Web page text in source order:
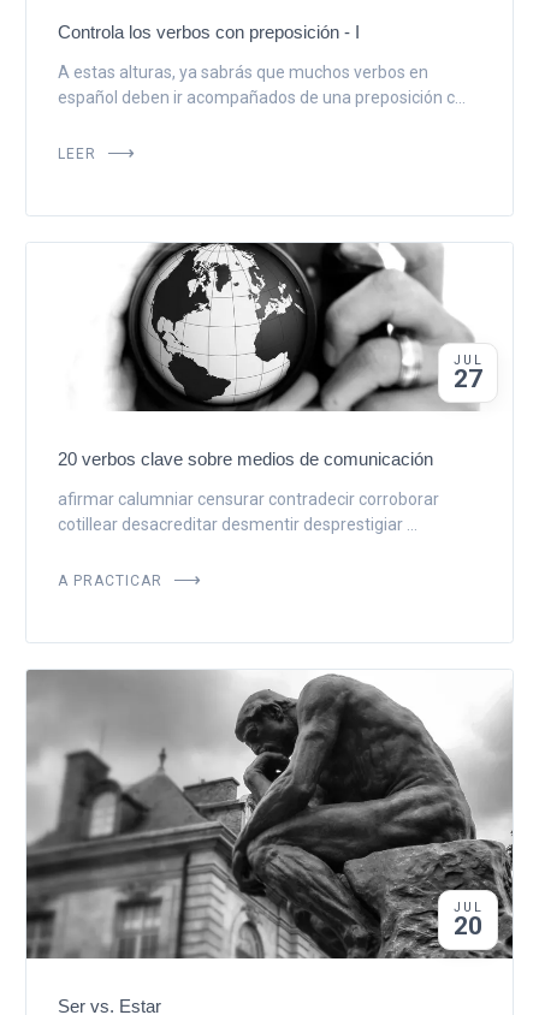
Controla los verbos con preposición - I
A estas alturas, ya sabrás que muchos verbos en
español deben ir acompañados de una preposición c...
LEER
JUL
27
20 verbos clave sobre medios de comunicación
afirmar calumniar censurar contradecir corroborar
cotillear desacreditar desmentir desprestigiar ...
A PRACTICAR
JUL
20
Ser vs. Estar